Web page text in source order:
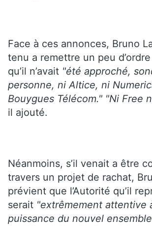
Face à ces annonces, Bruno
tenu a remettre un peu
qu’il n’avait "été approché,
personne, ni Altice, ni
Bouygues Télécom." "Ni Free
il ajouté.
Néanmoins, s’il venait a être
travers un projet de rachat,
prévient que l’Autorité qu’il
serait "extrêmement attentive
puissance du nouvel